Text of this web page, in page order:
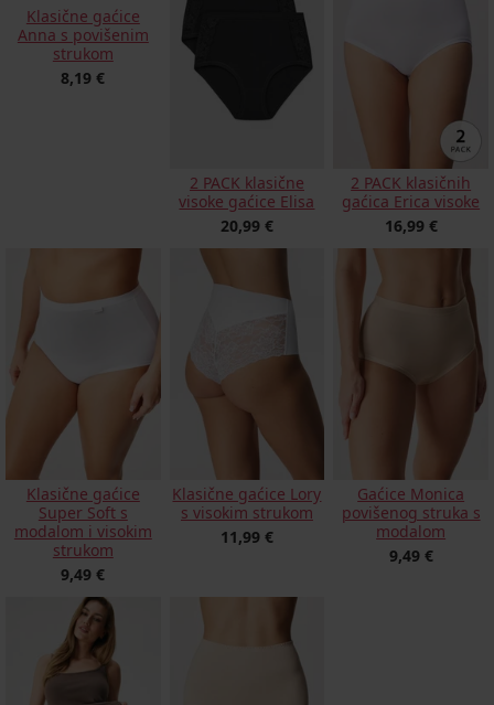
Klasične gaćice
Anna s povišenim
strukom
8,19 €
2 PACK klasične
visoke gaćice Elisa
20,99 €
2 PACK klasičnih
gaćica Erica visoke
16,99 €
Klasične gaćice
Super Soft s
modalom i visokim
strukom
9,49 €
Klasične gaćice Lory
s visokim strukom
11,99 €
Gaćice Monica
povišenog struka s
modalom
9,49 €